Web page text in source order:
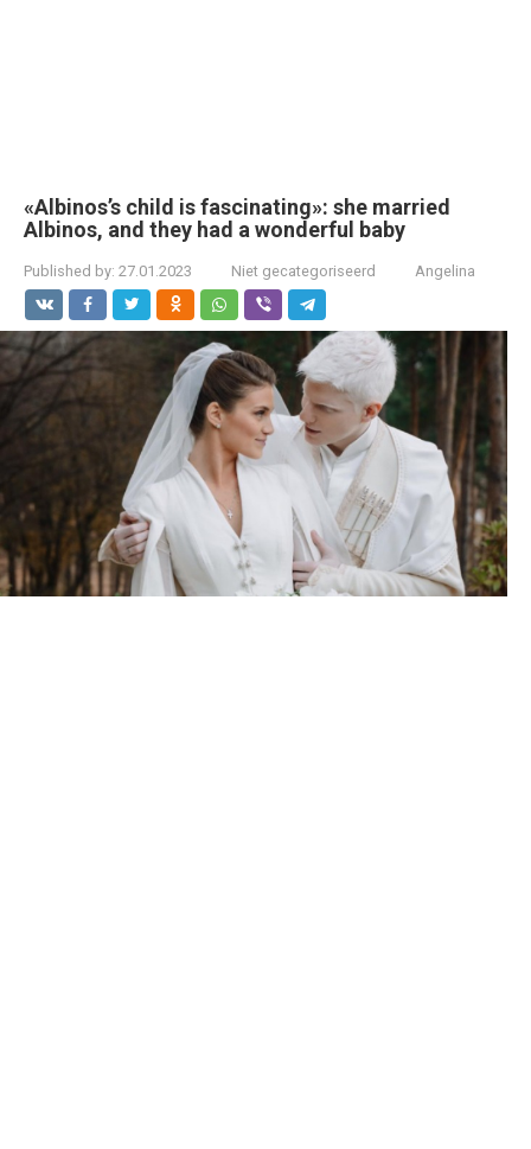
«Albinos’s child is fascinating»: she married
Albinos, and they had a wonderful baby
Published by: 27.01.2023 Niet gecategoriseerd Angelina